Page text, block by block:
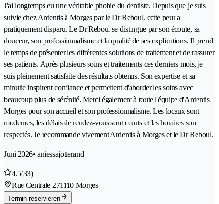
J'ai longtemps eu une véritable phobie du dentiste. Depuis que je suis
suivie chez Ardentis à Morges par le Dr Reboul, cette peur a
pratiquement disparu. Le Dr Reboul se distingue par son écoute, sa
douceur, son professionnalisme et la qualité de ses explications. Il prend
le temps de présenter les différentes solutions de traitement et de rassurer
ses patients. Après plusieurs soins et traitements ces derniers mois, je
suis pleinement satisfaite des résultats obtenus. Son expertise et sa
minutie inspirent confiance et permettent d'aborder les soins avec
beaucoup plus de sérénité. Merci également à toute l'équipe d'Ardentis
Morges pour son accueil et son professionnalisme. Les locaux sont
modernes, les délais de rendez-vous sont courts et les horaires sont
respectés. Je recommande vivement Ardentis à Morges et le Dr Reboul.
Juni 2026• aniessajotterand
4.5(33)
Rue Centrale 271110 Morges
Termin reservieren